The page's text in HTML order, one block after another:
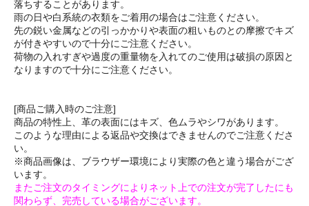
落ちすることがあります。
雨の日や白系統の衣類をご着用の場合はご注意ください。
先の鋭い金属などの引っかかりや表面の粗いものとの摩擦でキズ
が付きやすいので十分にご注意ください。
荷物の入れすぎや過度の重量物を入れてのご使用は破損の原因と
なりますので十分にご注意ください。
[商品ご購入時のご注意]
商品の特性上、革の表面にはキズ、色ムラやシワがあります。
このような理由による返品や交換はできませんのでご注意くださ
い。
※商品画像は、ブラウザー環境により実際の色と違う場合がござ
います。
またご注文のタイミングによりネット上での注文が完了したにも
関わらず、完売している場合がございます。